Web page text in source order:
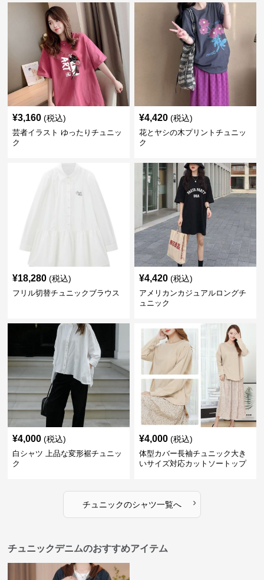
¥3,160 (税込)
芸者イラスト ゆったりチュニッ
ク
¥4,420 (税込)
花とヤシの木プリントチュニッ
ク
¥18,280 (税込)
フリル切替チュニックブラウス
¥4,420 (税込)
アメリカンカジュアルロングチ
ュニック
¥4,000 (税込)
白シャツ 上品な変形裾チュニッ
ク
¥4,000 (税込)
体型カバー長袖チュニック大き
いサイズ対応カットソートップ
チュニックのシャツ一覧へ ›
チュニックデニムのおすすめアイテム